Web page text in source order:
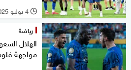
l 4 يوليو 2025
رياضة
الهلال
مواجهة